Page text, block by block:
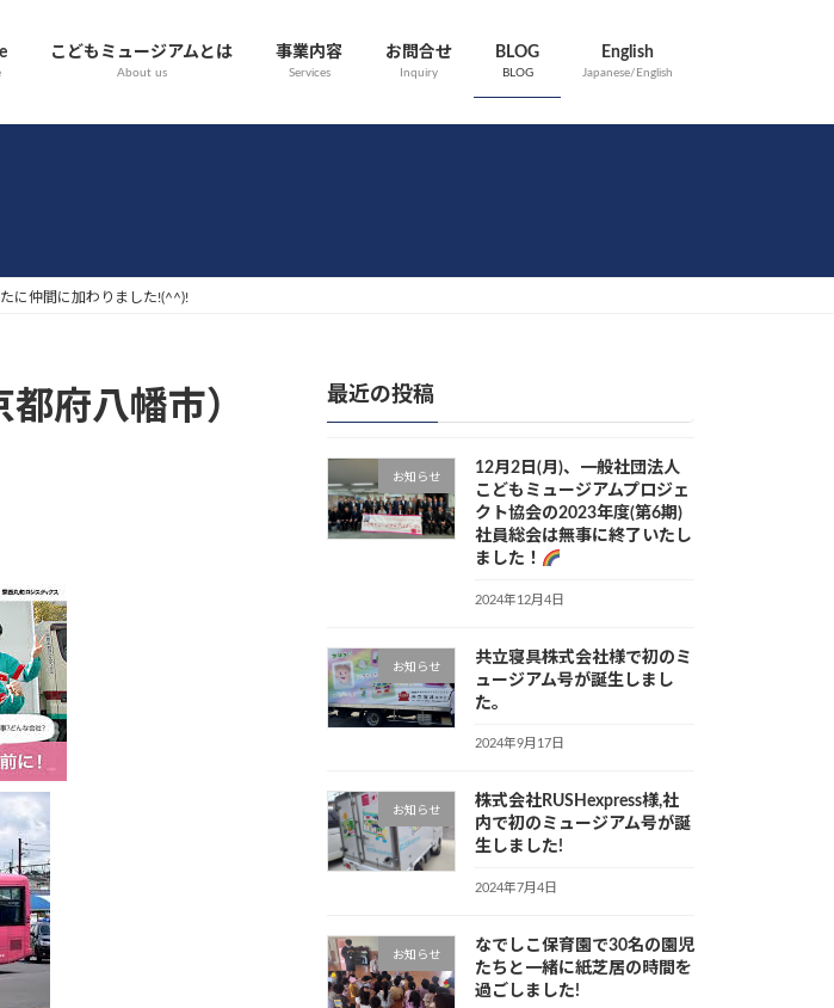
こどもミュージアムとは
About us
事業内容
Services
お問合せ
Inquiry
BLOG
BLOG
English
Japanese/English
に仲間に加わりました!(^^)!
府八幡市）
最近の投稿
お知らせ
12月2日(月)、一般社団法人
こどもミュージアムプロジェ
クト協会の2023年度(第6期)
社員総会は無事に終了いたし
ました！
2024年12月4日
お知らせ
共立寝具株式会社様で初のミ
ュージアム号が誕生しまし
た。
2024年9月17日
お知らせ
株式会社RUSHexpress様,社
内で初のミュージアム号が誕
生しました!
2024年7月4日
お知らせ
なでしこ保育園で30名の園児
たちと一緒に紙芝居の時間を
過ごしました!